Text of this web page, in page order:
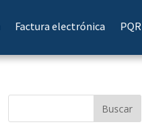
Factura electrónica PQR